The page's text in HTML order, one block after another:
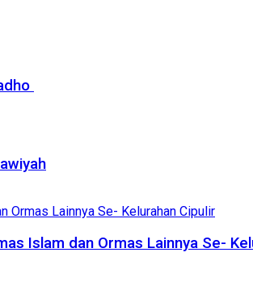
Islam dan Ormas Lainnya Se-